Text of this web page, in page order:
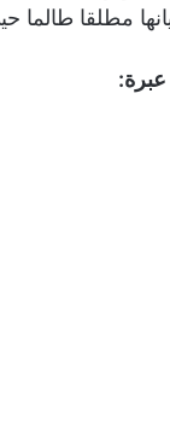
مطلقا طالما